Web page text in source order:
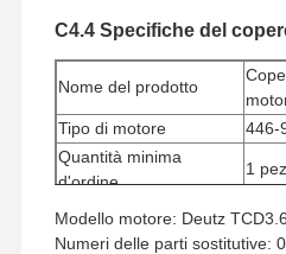
C4.4 Specifiche del
Nome del prodotto
Tipo di motore
446-
Quantità minima
d'ordine
1
Metodo di pagamento
Metodo di spedizione
Modello motore: Deutz
Numeri delle parti sostitutive: